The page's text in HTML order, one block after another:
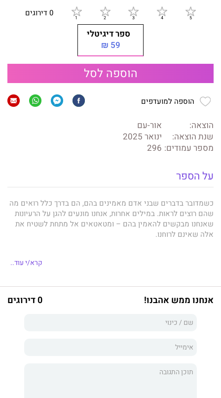
0 דירוגים
ספר דיגיטלי
59 ₪
הוספה לסל
הוספה למועדפים
הוצאה:
אור-עם
שנת הוצאה:
ינואר 2025
מספר עמודים: 296
על הספר
כשמדובר בדברים שבני אדם מאמינים בהם, הם בדרך כלל רואים מה
שהם רוצים לראות. במילים אחרות, אנחנו מונעים להגן על הרעיונות
שאנחנו מבקשים להאמין בהם – ומטאטאים אל מתחת לשטיח את
אלה שאינם לרוחנו.
ג'וליה גאלף מכנה את ההתנהלות האוטומטית הזאת כ"דפוס החשיבה
הסייר".
לחזור עם מפה מדויקת ככל האפשר של המציאות. הוא שם בצד את
קרא/י עוד..
אנחנו ממש אהבנו! 0 דירוגים